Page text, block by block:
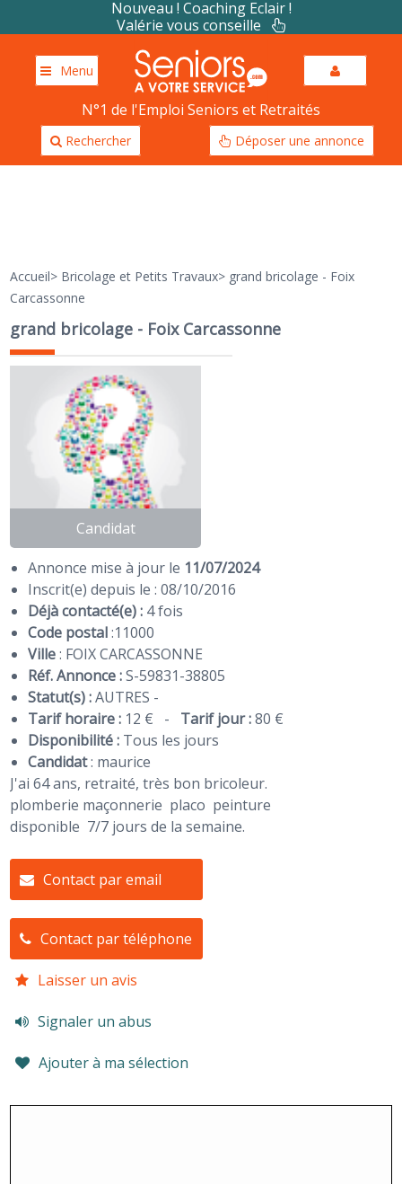
Nouveau ! Coaching Eclair !
Valérie vous conseille
Menu
N°1 de l'Emploi Seniors et Retraités
Rechercher Déposer une annonce
Accueil> Bricolage et Petits Travaux> grand bricolage - Foix
Carcassonne
grand bricolage - Foix Carcassonne
Candidat
Annonce mise à jour le 11/07/2024
Inscrit(e) depuis le : 08/10/2016
Déjà contacté(e) : 4 fois
Code postal:11000
Ville: FOIX CARCASSONNE
Réf. Annonce :S-59831-38805
Statut(s) :AUTRES -
Tarif horaire : 12 € - Tarif jour :80 €
Disponibilité : Tous les jours
Candidat: maurice
J'ai 64 ans, retraité, très bon bricoleur.
plomberie maçonnerie placo peinture
disponible 7/7 jours de la semaine.
Contact par email
Contact par téléphone
Laisser un avis
Signaler un abus
Ajouter à ma sélection